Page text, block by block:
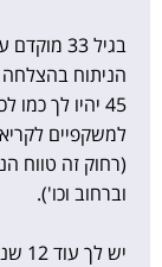
בגיל 33
הניתוח בהצלחה
למשקפיים
(רחוק זה טווח
וברחוב וכו').
יש